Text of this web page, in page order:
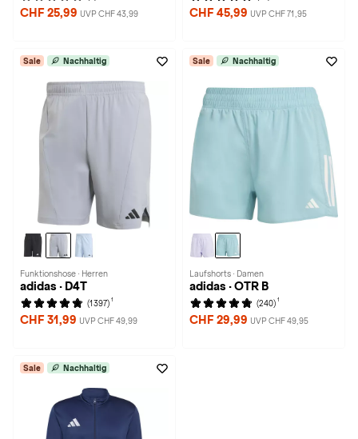
CHF 25,99 UVP CHF 43,99 CHF 45,99 UVP CHF 71,95
Sale Nachhaltig
Funktionshose · Herren
adidas · D4T
(1397) 1
CHF 31,99 UVP CHF 49,99
Sale Nachhaltig
Laufshorts · Damen
adidas · OTR B
(240) 1
CHF 29,99 UVP CHF 49,95
Sale Nachhaltig